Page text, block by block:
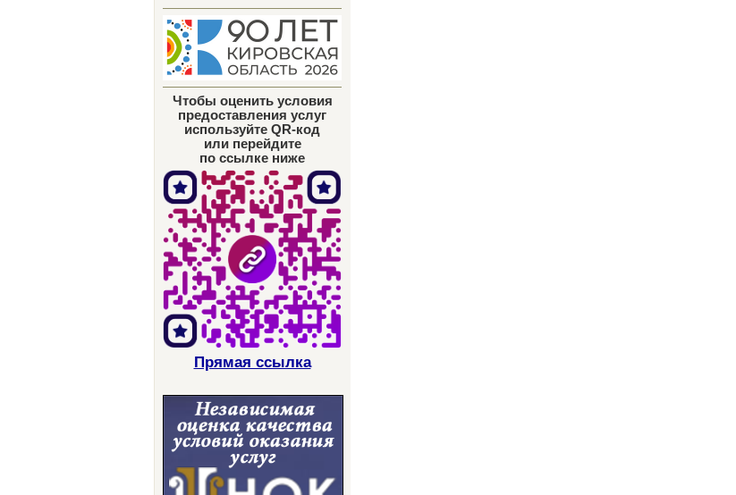
Чтобы оценить условия
предоставления услуг
используйте QR-код
или перейдите
по ссылке ниже
Прямая ссылка